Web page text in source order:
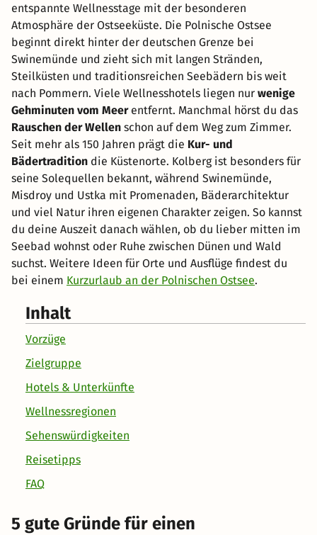
entspannte Wellnesstage mit der besonderen
Atmosphäre der Ostseeküste. Die Polnische Ostsee
beginnt direkt hinter der deutschen Grenze bei
Swinemünde und zieht sich mit langen Stränden,
Steilküsten und traditionsreichen Seebädern bis weit
nach Pommern. Viele Wellnesshotels liegen nur wenige
Gehminuten vom Meerentfernt. Manchmal hörst du das
Rauschen der Wellen schon auf dem Weg zum Zimmer.
Seit mehr als 150 Jahren prägt die Kur- und
Bädertradition die Küstenorte. Kolberg ist besonders für
seine Solequellen bekannt, während Swinemünde,
Misdroy und Ustka mit Promenaden, Bäderarchitektur
und viel Natur ihren eigenen Charakter zeigen. So kannst
du deine Auszeit danach wählen, ob du lieber mitten im
Seebad wohnst oder Ruhe zwischen Dünen und Wald
suchst. Weitere Ideen für Orte und Ausflüge findest du
bei einem Kurzurlaub an der Polnischen Ostsee.
Inhalt
Vorzüge
Zielgruppe
Hotels & Unterkünfte
Wellnessregionen
Sehenswürdigkeiten
Reisetipps
FAQ
5 gute Gründe für einen